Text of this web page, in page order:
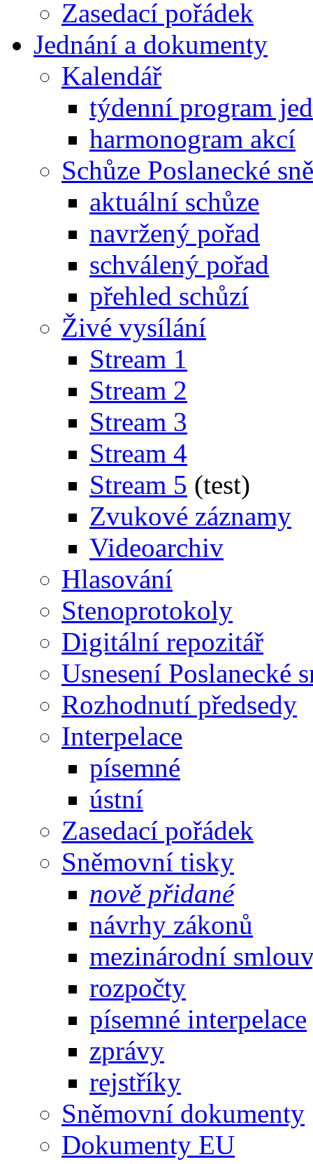
Zasedací pořádek
Jednání a dokumenty
Kalendář
týdenní program
harmonogram akcí
Schůze Poslanecké
aktuální schůze
navržený pořad
schválený pořad
přehled schůzí
Živé vysílání
Stream 1
Stream 2
Stream 3
Stream 4
Stream 5 (test)
Zvukové záznamy
Videoarchiv
Hlasování
Stenoprotokoly
Digitální repozitář
Usnesení Poslanecké
Rozhodnutí předsedy
Interpelace
písemné
ústní
Zasedací pořádek
Sněmovní tisky
nově přidané
návrhy zákonů
mezinárodní
rozpočty
písemné interpelace
zprávy
rejstříky
Sněmovní dokumenty
Dokumenty EU